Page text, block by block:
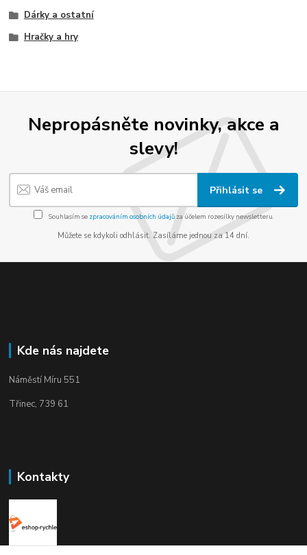
Dárky a ostatní
Hračky a hry
Nepropásněte novinky, akce a
slevy!
Přihlásit se
Souhlasím se zpracováním osobních údajůza účelem rozesílky newsletteru.
Můžete se kdykoli odhlásit. Zasíláme jednou za 14 dní.
Kde nás najdete
Náměstí Míru 551
Třinec, 739 61
Kontakty